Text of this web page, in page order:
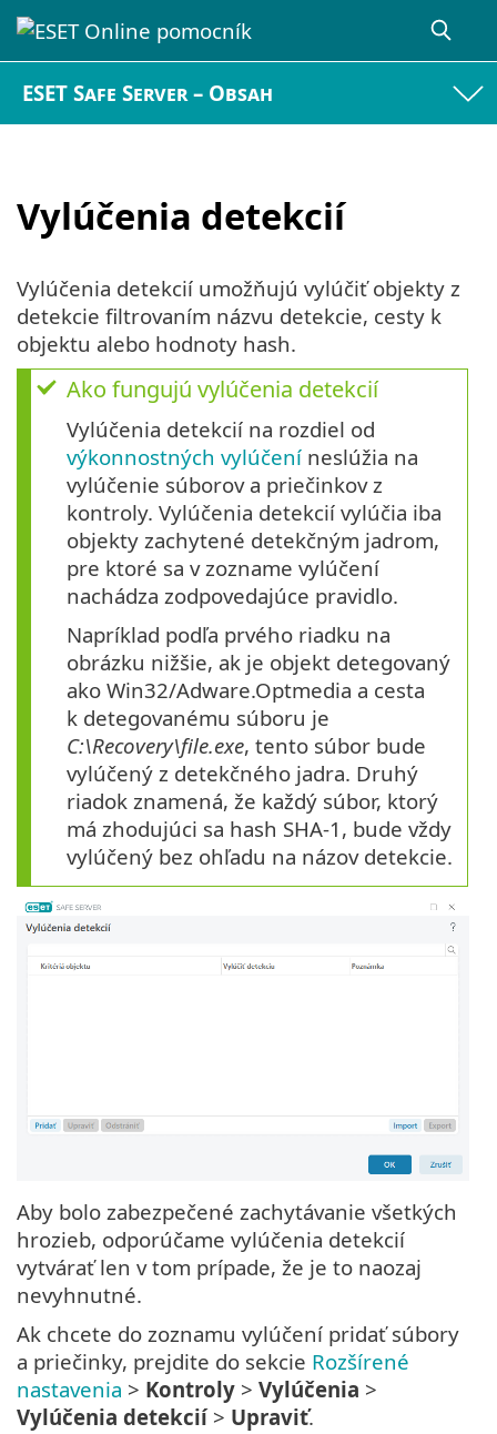
ESET Safe Server – Obsah
Vylúčenia detekcií
Vylúčenia detekcií umožňujú vylúčiť objekty z
detekcie filtrovaním názvu detekcie, cesty k
objektu alebo hodnoty hash.
Ako fungujú vylúčenia detekcií
Vylúčenia detekcií na rozdiel od
výkonnostných vylúčení neslúžia na
vylúčenie súborov a priečinkov z
kontroly. Vylúčenia detekcií vylúčia iba
objekty zachytené detekčným jadrom,
pre ktoré sa v zozname vylúčení
nachádza zodpovedajúce pravidlo.
Napríklad podľa prvého riadku na
obrázku nižšie, ak je objekt detegovaný
ako Win32/Adware.Optmedia a cesta
k detegovanému súboru je
C:\Recovery\file.exe, tento súbor bude
vylúčený z detekčného jadra. Druhý
riadok znamená, že každý súbor, ktorý
má zhodujúci sa hash SHA-1, bude vždy
vylúčený bez ohľadu na názov detekcie.
Aby bolo zabezpečené zachytávanie všetkých
hrozieb, odporúčame vylúčenia detekcií
vytvárať len v tom prípade, že je to naozaj
nevyhnutné.
Ak chcete do zoznamu vylúčení pridať súbory
a priečinky, prejdite do sekcie Rozšírené
nastavenia > Kontroly > Vylúčenia >
Vylúčenia detekcií> Upraviť.